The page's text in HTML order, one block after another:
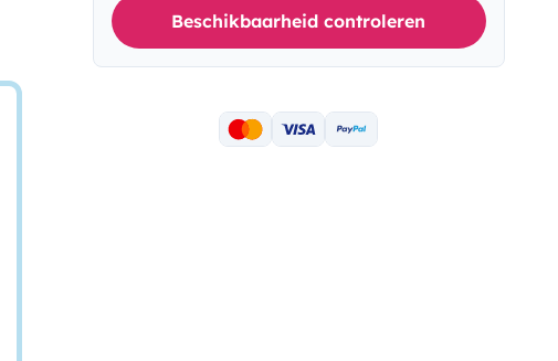
Beschikbaarheid controleren